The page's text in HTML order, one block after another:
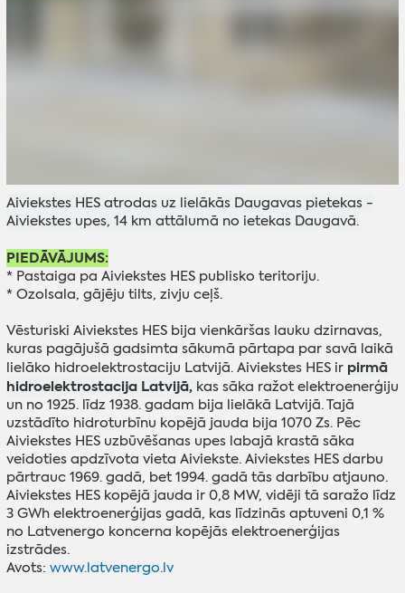
Aiviekstes HES atrodas uz lielākās Daugavas pietekas -
Aiviekstes upes, 14 km attālumā no ietekas Daugavā.
PIEDĀVĀJUMS:
* Pastaiga pa Aiviekstes HES publisko teritoriju.
* Ozolsala, gājēju tilts, zivju ceļš.
Vēsturiski Aiviekstes HES bija vienkāršas lauku dzirnavas,
kuras pagājušā gadsimta sākumā pārtapa par savā laikā
lielāko hidroelektrostaciju Latvijā. Aiviekstes HES ir pirmā
hidroelektrostacija Latvijā, kas sāka ražot elektroenerģiju
un no 1925. līdz 1938. gadam bija lielākā Latvijā. Tajā
uzstādīto hidroturbīnu kopējā jauda bija 1070 Zs. Pēc
Aiviekstes HES uzbūvēšanas upes labajā krastā sāka
veidoties apdzīvota vieta Aiviekste. Aiviekstes HES darbu
pārtrauc 1969. gadā, bet 1994. gadā tās darbību atjauno.
Aiviekstes HES kopējā jauda ir 0,8 MW, vidēji tā saražo līdz
3 GWh elektroenerģijas gadā, kas līdzinās aptuveni 0,1 %
no Latvenergo koncerna kopējās elektroenerģijas
izstrādes.
Avots: www.latvenergo.lv